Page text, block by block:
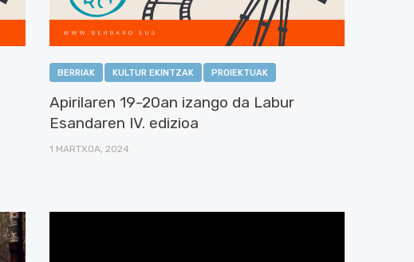
BERRIAK KULTUR EKINTZAK PROIEKTUAK
Apirilaren 19-20an izango da Labur
Esandaren IV. edizioa
1 MARTXOA, 2024